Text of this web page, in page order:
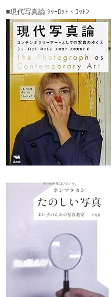
■現代写真論 ｼｬｰﾛｯﾄ・ｺｯﾄﾝ